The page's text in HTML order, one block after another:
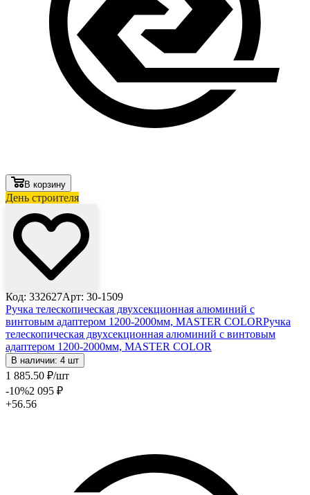
В корзину
День строителя
Код: 332627Арт: 30-1509
Ручка телескопическая двухсекционная алюминий с
винтовым адаптером 1200-2000мм, MASTER COLORРучка
телескопическая двухсекционная алюминий с винтовым
адаптером 1200-2000мм, MASTER COLOR
В наличии: 4 шт
1 885.50 ₽/шт
-10%2 095 ₽
+56.56